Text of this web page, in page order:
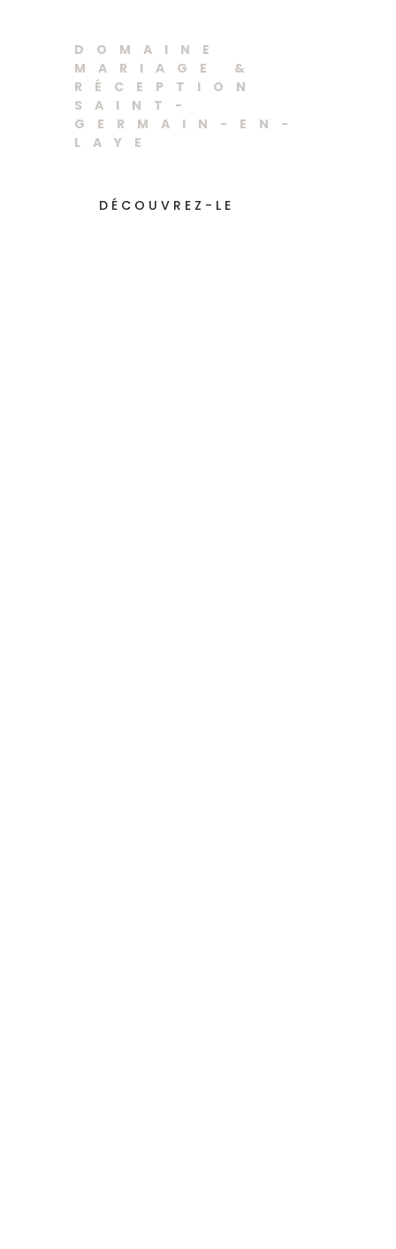
DOMAINE
MARIAGE &
RÉCEPTION
SAINT-
GERMAIN-EN-
LAYE
DÉCOUVREZ-LE